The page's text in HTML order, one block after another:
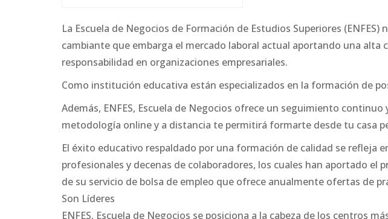
La Escuela de Negocios de Formación de Estudios Superiores
cambiante que embarga el mercado laboral actual aportando una
responsabilidad en organizaciones empresariales.
Como institución educativa están especializados en la formación de
Además, ENFES, Escuela de Negocios ofrece un seguimiento
metodología online y a distancia te permitirá formarte desde tu casa
El éxito educativo respaldado por una formación de calidad se refleja
profesionales y decenas de colaboradores, los cuales han aportado
de su servicio de bolsa de empleo que ofrece anualmente ofertas de
Son Líderes
ENFES, Escuela de Negocios se posiciona a la cabeza de los centros